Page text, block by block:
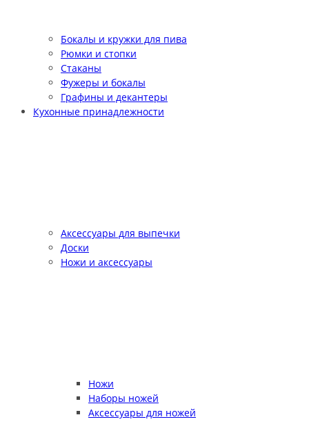
Бокалы и кружки для пива
Рюмки и стопки
Стаканы
Фужеры и бокалы
Графины и декантеры
Кухонные принадлежности
Аксессуары для выпечки
Доски
Ножи и аксессуары
Ножи
Наборы ножей
Аксессуары для ножей